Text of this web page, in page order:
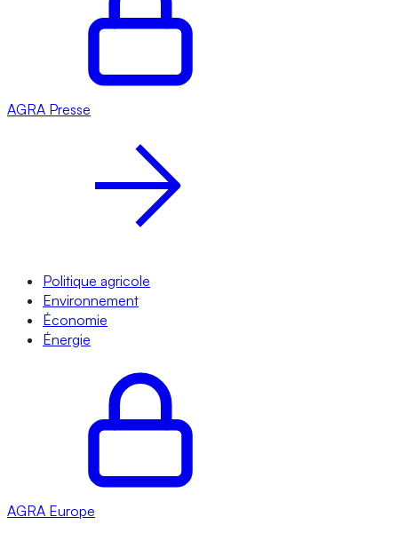
AGRA Presse
Politique agricole
Environnement
Économie
Énergie
AGRA Europe